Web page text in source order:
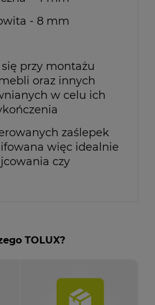
- 8 mm
przy montażu
oraz innych
w celu ich
zaślepek
więc idealnie
czy
TOLUX?